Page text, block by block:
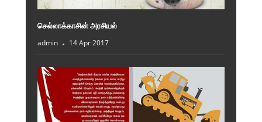
செல்லாக்காசின் அரசியல்
admin 14 Apr 2017